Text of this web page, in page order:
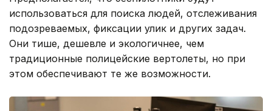
использоваться для поиска людей, отслеживания
подозреваемых, фиксации улик и других задач.
Они тише, дешевле и экологичнее, чем
традиционные полицейские вертолеты, но при
этом обеспечивают те же возможности.